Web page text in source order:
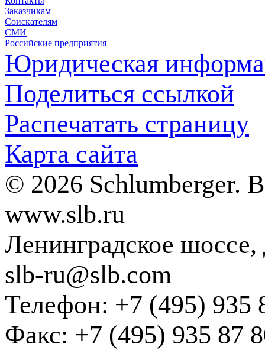
Заказчикам
Соискателям
СМИ
Российские предприятия
Юридическая
Поделиться ссылкой
Распечатать страницу
Карта сайта
© 2026 Schlumberger.
www.slb.ru
Ленинградское
slb-ru@slb.com
Телефон: +7 (495) 935
Факс: +7 (495) 935 87